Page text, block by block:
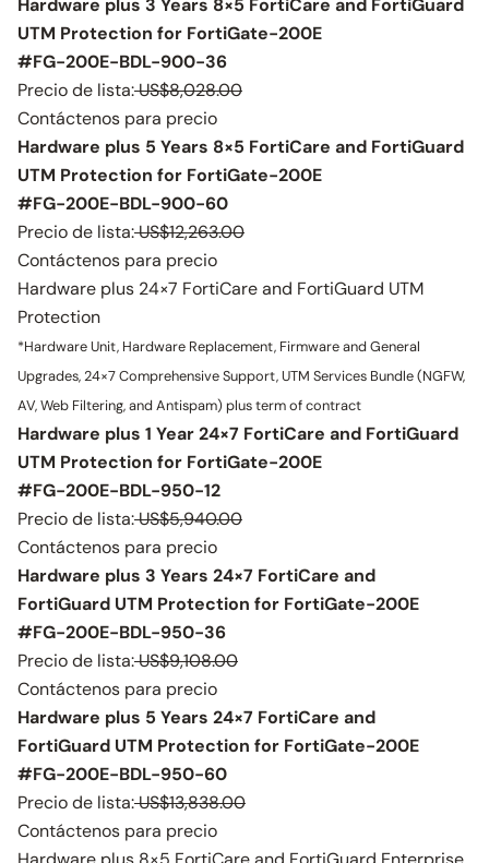
Hardware plus 3 Years 8×5 FortiCare and FortiGuard
UTM Protection for FortiGate-200E
#FG-200E-BDL-900-36
Precio de lista:US$8,028.00
Contáctenos para precio
Hardware plus 5 Years 8×5 FortiCare and FortiGuard
UTM Protection for FortiGate-200E
#FG-200E-BDL-900-60
Precio de lista:US$12,263.00
Contáctenos para precio
Hardware plus 24×7 FortiCare and FortiGuard UTM
Protection
*Hardware Unit, Hardware Replacement, Firmware and General
Upgrades, 24×7 Comprehensive Support, UTM Services Bundle (NGFW,
AV, Web Filtering, and Antispam) plus term of contract
Hardware plus 1 Year 24×7 FortiCare and FortiGuard
UTM Protection for FortiGate-200E
#FG-200E-BDL-950-12
Precio de lista:US$5,940.00
Contáctenos para precio
Hardware plus 3 Years 24×7 FortiCare and
FortiGuard UTM Protection for FortiGate-200E
#FG-200E-BDL-950-36
Precio de lista:US$9,108.00
Contáctenos para precio
Hardware plus 5 Years 24×7 FortiCare and
FortiGuard UTM Protection for FortiGate-200E
#FG-200E-BDL-950-60
Precio de lista:US$13,838.00
Contáctenos para precio